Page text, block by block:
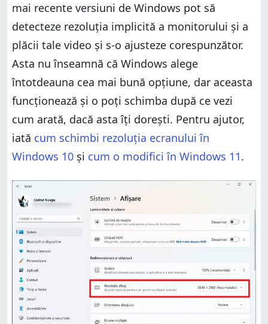
mai recente versiuni de Windows pot să
detecteze rezoluția implicită a monitorului și a
plăcii tale video și s-o ajusteze corespunzător.
Asta nu înseamnă că Windows alege
întotdeauna cea mai bună opțiune, dar aceasta
funcționează și o poți schimba după ce vezi
cum arată, dacă asta îți dorești. Pentru ajutor,
iată cum schimbi rezoluția ecranului în
Windows 10 și cum o modifici în Windows 11.